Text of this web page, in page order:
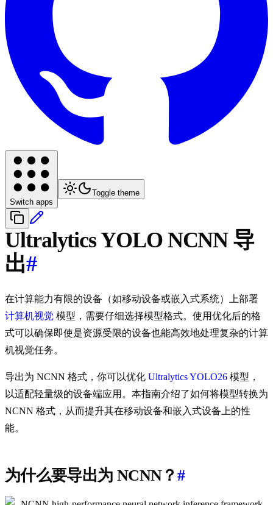
Switch apps
Toggle theme
Ultralytics YOLO NCNN 导
出#
在计算能力有限的设备（如移动设备或嵌入式系统）上部署
计算机视觉 模型，需要仔细选择模型格式。使用优化后的格
式可以确保即使是资源受限的设备也能高效地处理复杂的计算
机视觉任务。
导出为 NCNN 格式，你可以优化 Ultralytics YOLO26 模型，
以适配轻量级的设备端应用。本指南介绍了如何将模型转换为
NCNN 格式，从而提升其在移动设备和嵌入式设备上的性
能。
为什么要导出为 NCNN？ #